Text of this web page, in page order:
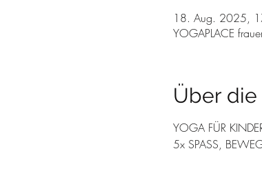
18. Aug. 2025,
YOGAPLACE
Über die
YOGA FÜR
5x SPASS,